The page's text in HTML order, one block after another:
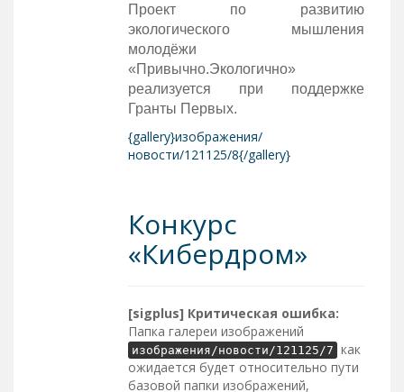
Проект по развитию
экологического мышления
молодёжи
«Привычно.Экологично»
реализуется при поддержке
Гранты Первых.
{gallery}изображения/
новости/121125/8{/gallery}
Конкурс
«Кибердром»
[sigplus] Критическая ошибка:
Папка галереи изображений
изображения/новости/121125/7 как
ожидается будет относительно пути
базовой папки изображений,